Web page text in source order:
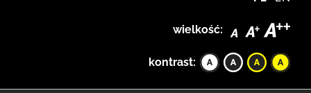
wielkość:
kontrast: